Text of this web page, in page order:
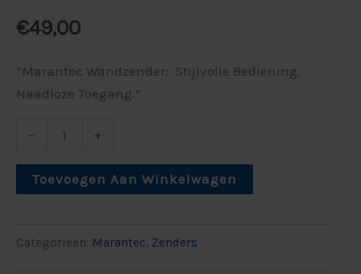
€49,00
“Marantec Wandzender: Stijlvolle Bediening,
Naadloze Toegang.”
- +
Toevoegen Aan Winkelwagen
Categorieën: Marantec, Zenders